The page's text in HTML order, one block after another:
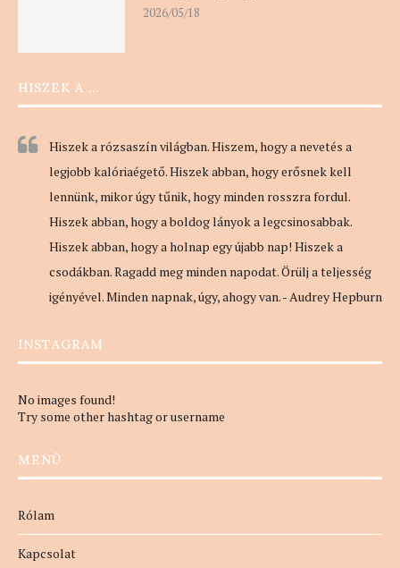
2026/05/18
HISZEK A …
Hiszek a rózsaszín világban. Hiszem, hogy a nevetés a
legjobb kalóriaégető. Hiszek abban, hogy erősnek kell
lennünk, mikor úgy tűnik, hogy minden rosszra fordul.
Hiszek abban, hogy a boldog lányok a legcsinosabbak.
Hiszek abban, hogy a holnap egy újabb nap! Hiszek a
csodákban. Ragadd meg minden napodat. Örülj a teljesség
igényével. Minden napnak, úgy, ahogy van. - Audrey Hepburn
INSTAGRAM
No images found!
Try some other hashtag or username
MENÜ
Rólam
Kapcsolat